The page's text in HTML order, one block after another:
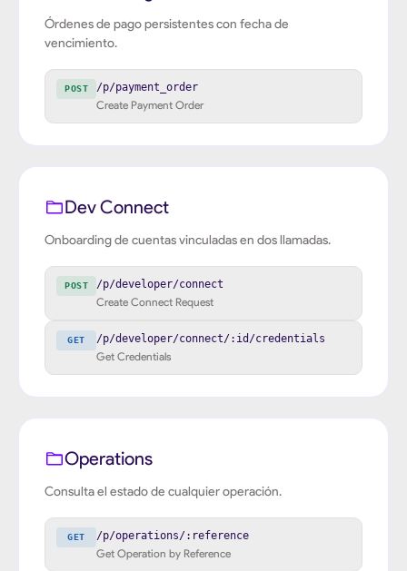
Órdenes de pago persistentes con fecha de
vencimiento.
POST /p/payment_order
Create Payment Order
Dev Connect
Onboarding de cuentas vinculadas en dos llamadas.
POST /p/developer/connect
Create Connect Request
GET /p/developer/connect/:id/credentials
Get Credentials
Operations
Consulta el estado de cualquier operación.
GET /p/operations/:reference
Get Operation by Reference